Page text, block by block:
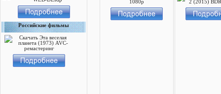
Российские фильмы